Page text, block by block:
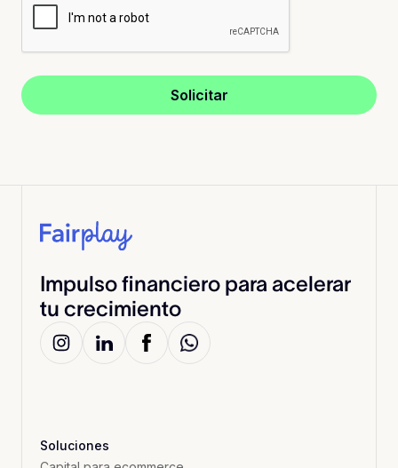
Impulso financiero para acelerar
tu crecimiento
Soluciones